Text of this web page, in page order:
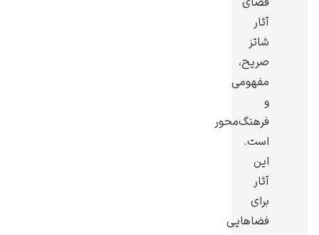
آثار
شاتز
صریح،
مفهومی
و
فرهنگ‌محور
است.
این
آثار
برای
فضاهایی